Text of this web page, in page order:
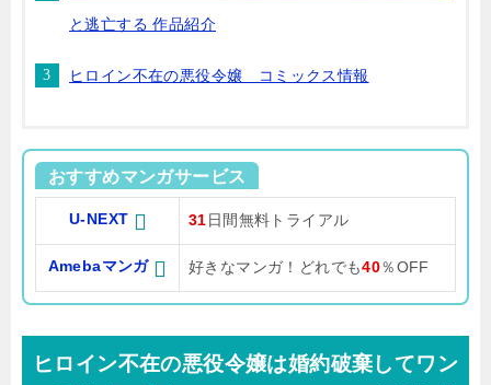
と逃亡する 作品紹介
ヒロイン不在の悪役令嬢 コミックス情報
おすすめマンガサービス
U-NEXT 31 日間無料トライアル
Amebaマンガ 好きなマンガ！どれでも40％OFF
ヒロイン不在の悪役令嬢は婚約破棄してワン